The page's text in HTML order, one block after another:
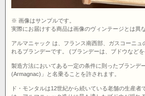
※ 画像はサンプルです。
実際にお届けする商品は画像のヴィンテージとは異
アルマニャック は、フランス南西部、ガスコーニュ
れるブランデーです。 (ブランデーは、ブドウなど
製造方法においてある一定の条件に則ったブランデ
(Armagnac)」と名乗ることを許されます。
ド・モンタルは12世紀から続いている老舗の生産者